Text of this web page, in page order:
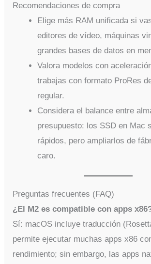
Recomendaciones de compra
Elige más RAM unificada si
editores de vídeo, máquinas
grandes bases de datos en
Valora modelos con
trabajas con formato ProRes
regular.
Considera el balance entre
presupuesto: los SSD en Mac
rápidos, pero ampliarlos de
caro.
Preguntas frecuentes (FAQ)
¿El M2 es compatible con apps
Sí: macOS incluye traducción
permite ejecutar muchas apps x86
rendimiento; sin embargo, las apps